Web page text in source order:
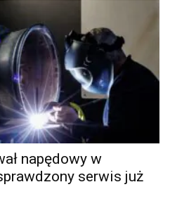
napędowy w
serwis już